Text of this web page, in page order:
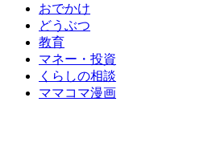
おでかけ
どうぶつ
教育
マネー・投資
くらしの相談
ママコマ漫画